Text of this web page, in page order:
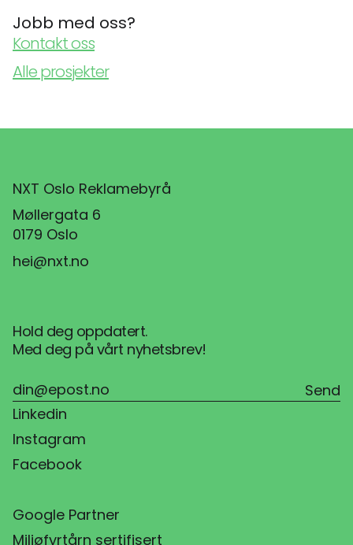
Jobb med oss?
Kontakt oss
Alle prosjekter
NXT Oslo Reklamebyrå
Møllergata 6
0179 Oslo
hei@nxt.no
Hold deg oppdatert.
Med deg på vårt nyhetsbrev!
Linkedin
Instagram
Facebook
Google Partner
Miljøfyrtårn sertifisert